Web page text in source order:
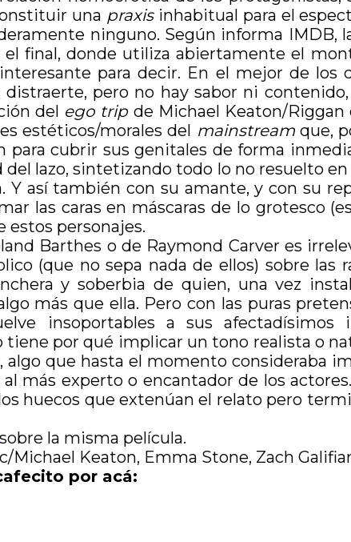
una praxisinhabitual para el
ninguno. Según informa IMDB,
final, donde utiliza abiertamente el
para decir. En el mejor de los
pero no hay sabor ni
del ego tripde Michael Keaton/Riggan
estéticos/morales del mainstreamque,
cubrir sus genitales de forma
lazo, sintetizando todo lo no resuelto
así también con su amante, y con su
las caras en máscaras de lo grotesco
estos personajes.
Barthes o de Raymond Carver es
(que no sepa nada de ellos) sobre las
y soberbia de quien, una vez
más que ella. Pero con las puras
insoportables a sus afectadísimos
por qué implicar un tono realista o
que hasta el momento consideraba
más experto o encantador de los
huecos que extenúan el relato pero
sobre la misma película.
Michael Keaton, Emma Stone, Zach
por acá: